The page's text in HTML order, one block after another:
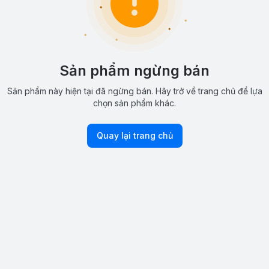
Sản phẩm ngừng bán
Sản phẩm này hiện tại đã ngừng bán. Hãy trở về trang chủ để lựa
chọn sản phẩm khác.
Quay lại trang chủ